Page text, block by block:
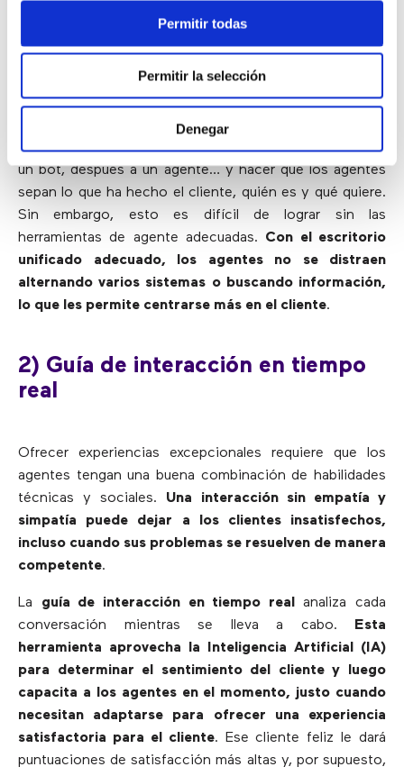
Permitir todas
Permitir la selección
Denegar
información de CRM proporciona el historial y el
contexto que los agentes necesitan para personalizar
las interacciones basándose en la comprensión del
. Los usuarios han de tener la opción de
comenzar su consulta en la web o en el móvil, luego ir a
un bot, después a un agente… y hacer que los agentes
sepan lo que ha hecho el cliente, quién es y qué quiere.
Sin embargo, esto es difícil de lograr sin las
herramientas de agente adecuadas. Con el escritorio
unificado adecuado, los agentes no se distraen
alternando varios sistemas o buscando información,
lo que les permite centrarse más en el cliente.
2) Guía de interacción en tiempo
real
Ofrecer experiencias excepcionales requiere que los
agentes tengan una buena combinación de habilidades
técnicas y sociales. Una interacción sin empatía y
simpatía puede dejar a los clientes insatisfechos,
incluso cuando sus problemas se resuelven de manera
competente.
La guía de interacción en tiempo real
analiza cada
conversación mientras se lleva a cabo.
Esta
herramienta aprovecha la Inteligencia Artificial (IA)
para determinar el sentimiento del cliente y luego
capacita a los agentes en el momento, justo cuando
necesitan adaptarse para ofrecer una experiencia
satisfactoria para el cliente. Ese cliente feliz le dará
puntuaciones de satisfacción más altas y, por supuesto,